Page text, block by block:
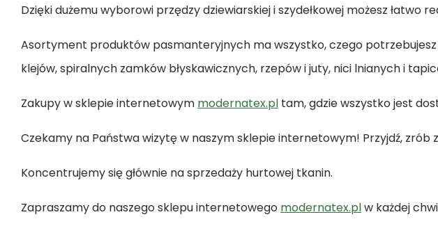
Dzięki dużemu wyborowi przędzy dziewiarskiej i szydełkowej możesz
Asortyment produktów pasmanteryjnych ma wszystko, czego
klejów, spiralnych zamków błyskawicznych, rzepów i juty, nici lnianych i
Zakupy w sklepie internetowym modernatex.pl tam, gdzie wszystko jest
Czekamy na Państwa wizytę w naszym sklepie internetowym! Przyjdź, zrób
Koncentrujemy się głównie na sprzedaży hurtowej tkanin.
Zapraszamy do naszego sklepu internetowego modernatex.plw każdej